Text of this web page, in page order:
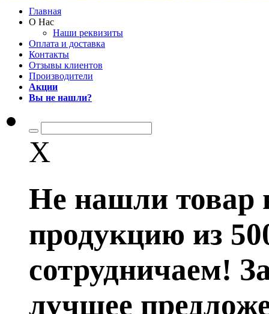
Главная
О Нас
Наши реквизиты
Оплата и доставка
Контакты
Отзывы клиентов
Производители
Акции
Вы не нашли?
X
Не нашли товар
продукцию из
сотрудничаем!
лучшее